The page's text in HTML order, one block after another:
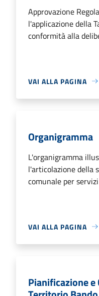
Approvazione
l'applicazione della
conformità alla
VAI ALLA PAGINA
Organigramma
L'organigramma
l'articolazione della
comunale per
VAI ALLA PAGINA
Pianificazione e